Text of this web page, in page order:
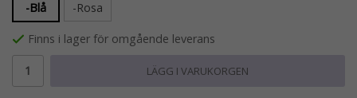
-Blå
-Rosa
Finns i lager för omgående leverans
LÄGG I VARUKORGEN